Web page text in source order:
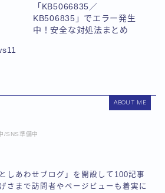
「KB5066835／
KB506835」でエラー発生
中！安全な対処法まとめ
ABOUT ME
/SNS準備中
しあわせブログ」を開設して100記事
さまで訪問者やページビューも着実に